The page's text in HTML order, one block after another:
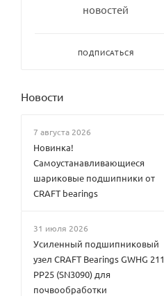
новостей
ПОДПИСАТЬСЯ
Новости
7 августа 2026
Новинка!
Самоустанавливающиеся
шариковые подшипники от
CRAFT bearings
31 июля 2026
Усиленный подшипниковый
узел CRAFT Bearings GWHG 211
PP25 (SN3090) для
почвообработки